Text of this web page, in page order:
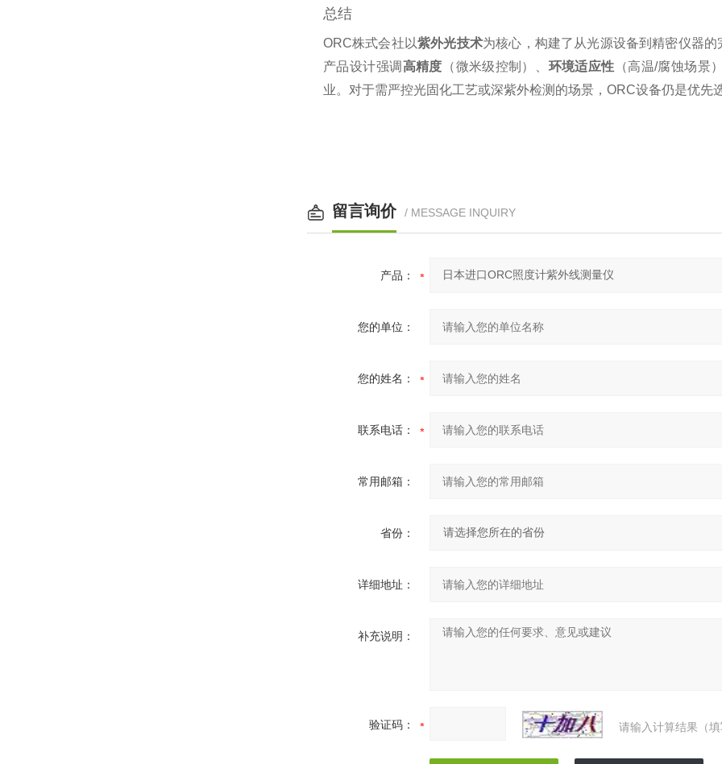
总结
ORC株式会社以‌紫外光技术为核心，构建了从光源设备到精密仪器
产品设计强调‌高精度 ‌（微米级控制）、‌ 环境适应性 （高温/腐蚀场景
业。对于需严控光固化工艺或深紫外检测的场景，ORC设备仍是优先
留言询价 / MESSAGE INQUIRY
产品：
您的单位：
您的姓名：
联系电话：
常用邮箱：
省份：
详细地址：
补充说明：
验证码： 请输入计算结果（